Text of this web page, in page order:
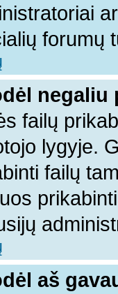
forumų
failų
lygyje.
failų
aš